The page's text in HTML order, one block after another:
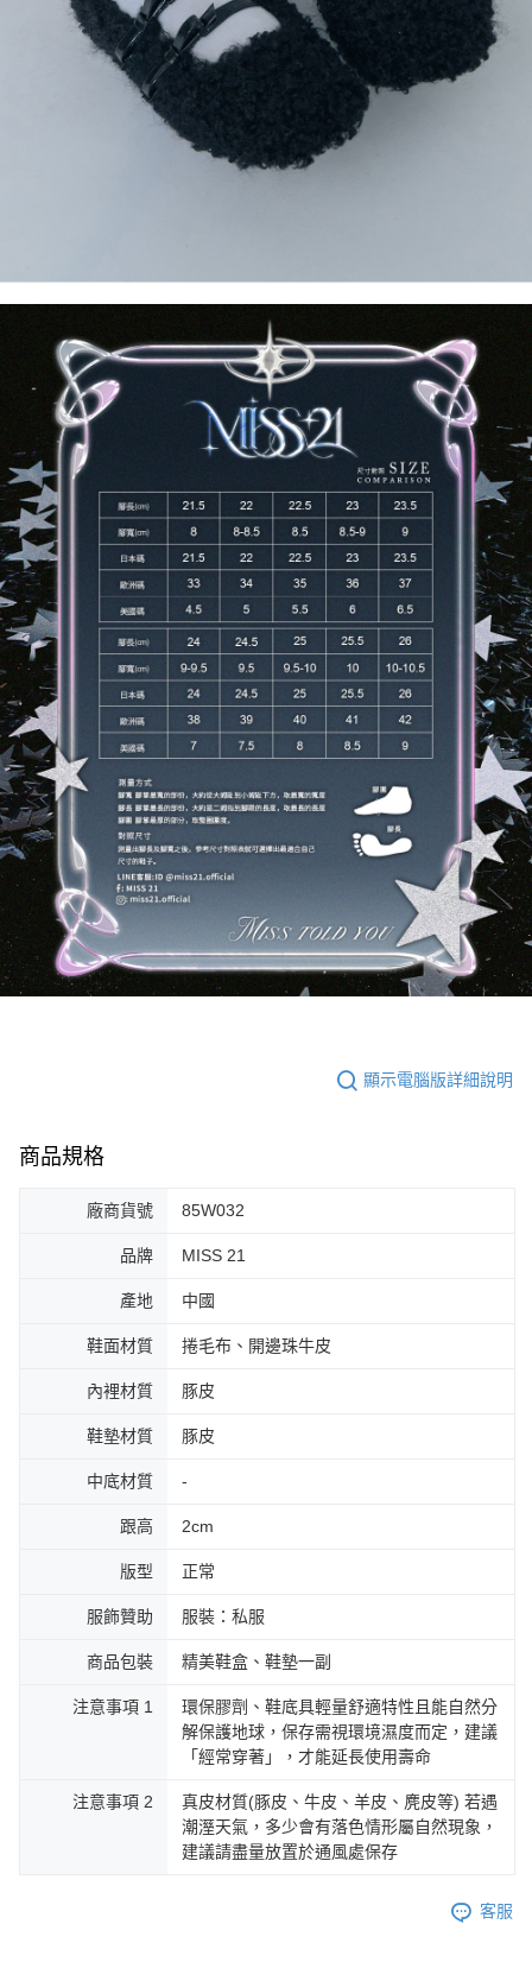
顯示電腦版詳細說明
商品規格
廠商貨號 85W032
品牌 MISS 21
產地 中國
鞋面材質 捲毛布、開邊珠牛皮
內裡材質 豚皮
鞋墊材質 豚皮
中底材質 -
跟高 2cm
版型 正常
服飾贊助 服裝：私服
商品包裝 精美鞋盒、鞋墊一副
注意事項 1
環保膠劑、鞋底具輕量舒適特性且能自然分
解保護地球，保存需視環境濕度而定，建議
「經常穿著」，才能延長使用壽命
注意事項 2
真皮材質(豚皮、牛皮、羊皮、麂皮等) 若遇
潮溼天氣，多少會有落色情形屬自然現象，
建議請盡量放置於通風處保存
客服